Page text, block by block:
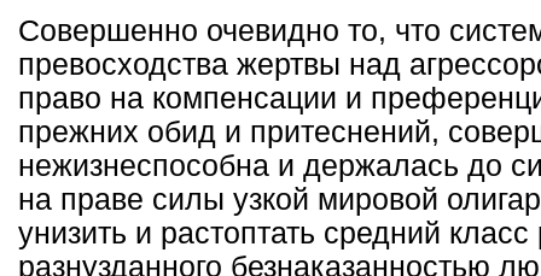
Совершенно очевидно то, что
превосходства жертвы над
право на компенсации и
прежних обид и притеснений,
нежизнеспособна и держалась до
на праве силы узкой мировой
унизить и растоптать средний
разнузданного безнаказанностью